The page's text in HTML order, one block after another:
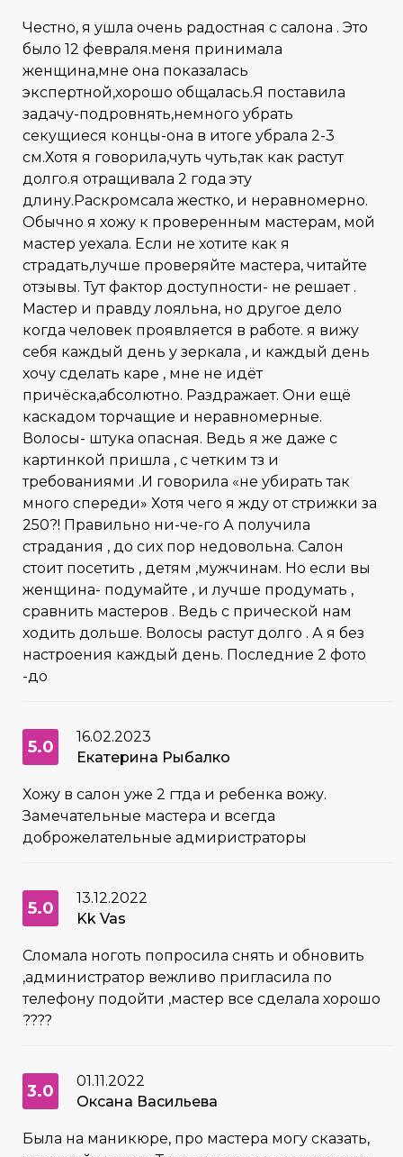
Честно, я ушла очень радостная с салона . Это
было 12 февраля.меня принимала
женщина,мне она показалась
экспертной,хорошо общалась.Я поставила
задачу-подровнять,немного убрать
секущиеся концы-она в итоге убрала 2-3
см.Хотя я говорила,чуть чуть,так как растут
долго.я отращивала 2 года эту
длину.Раскромсала жестко, и неравномерно.
Обычно я хожу к проверенным мастерам, мой
мастер уехала. Если не хотите как я
страдать,лучше проверяйте мастера, читайте
отзывы. Тут фактор доступности- не решает .
Мастер и правду лояльна, но другое дело
когда человек проявляется в работе. я вижу
себя каждый день у зеркала , и каждый день
хочу сделать каре , мне не идёт
причёска,абсолютно. Раздражает. Они ещё
каскадом торчащие и неравномерные.
Волосы- штука опасная. Ведь я же даже с
картинкой пришла , с четким тз и
требованиями .И говорила «не убирать так
много спереди» Хотя чего я жду от стрижки за
250?! Правильно ни-че-го А получила
страдания , до сих пор недовольна. Салон
стоит посетить , детям ,мужчинам. Но если вы
женщина- подумайте , и лучше продумать ,
сравнить мастеров . Ведь с прической нам
ходить дольше. Волосы растут долго . А я без
настроения каждый день. Последние 2 фото
-до
5.0
16.02.2023
Екатерина Рыбалко
Хожу в салон уже 2 гтда и ребенка вожу.
Замечательные мастера и всегда
доброжелательные адмиристраторы
5.0
13.12.2022
Kk Vas
Сломала ноготь попросила снять и обновить
,администратор вежливо пригласила по
телефону подойти ,мастер все сделала хорошо
????
3.0
01.11.2022
Оксана Васильева
Была на маникюре, про мастера могу сказать,